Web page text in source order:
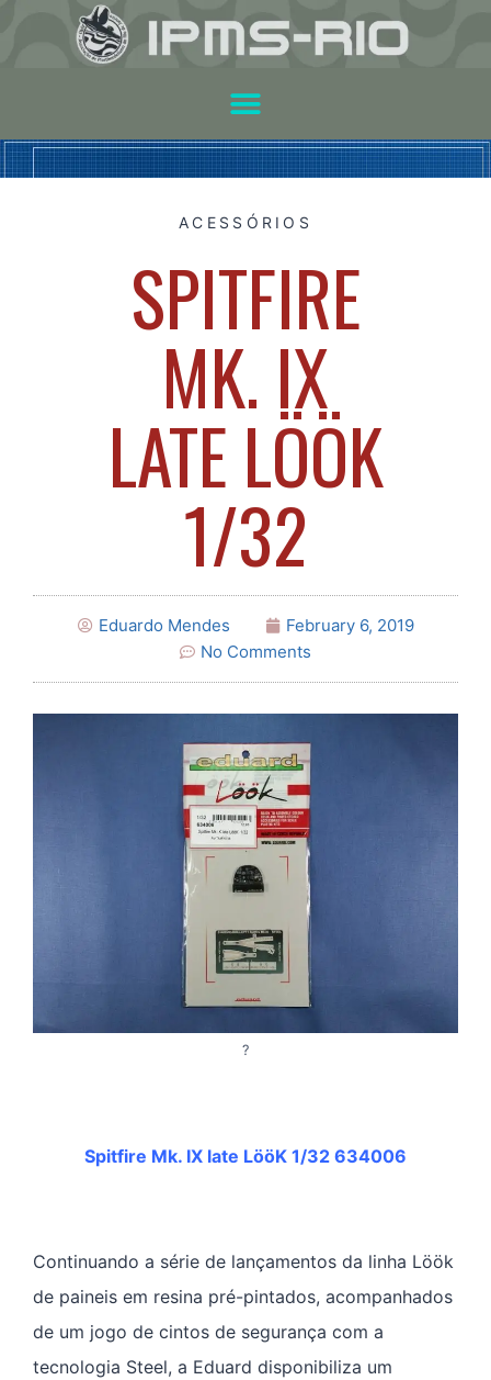
ACESSÓRIOS
SPITFIRE
MK. IX
LATE LÖÖK
1/32
Eduardo Mendes
February 6, 2019
No Comments
?
Spitfire Mk. IX late LööK 1/32 634006
Continuando a série de lançamentos da linha Löök
de paineis em resina pré-pintados, acompanhados
de um jogo de cintos de segurança com a
tecnologia Steel, a Eduard disponibiliza um